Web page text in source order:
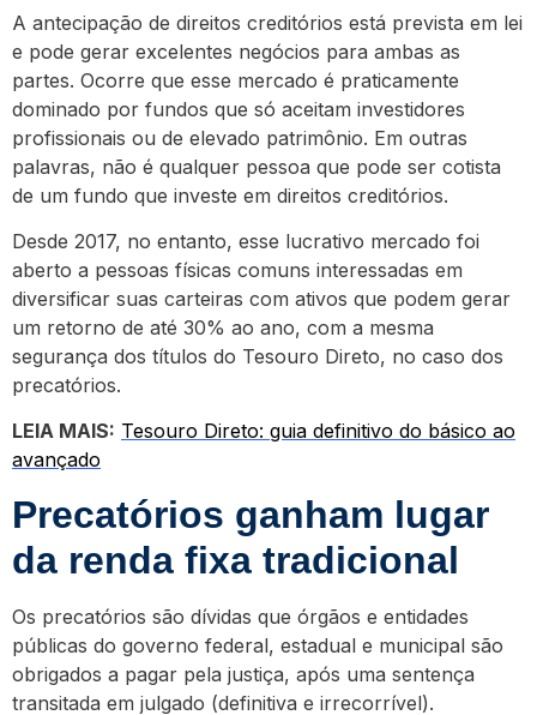
A antecipação de direitos creditórios está prevista em lei
e pode gerar excelentes negócios para ambas as
partes. Ocorre que esse mercado é praticamente
dominado por fundos que só aceitam investidores
profissionais ou de elevado patrimônio. Em outras
palavras, não é qualquer pessoa que pode ser cotista
de um fundo que investe em direitos creditórios.
Desde 2017, no entanto, esse lucrativo mercado foi
aberto a pessoas físicas comuns interessadas em
diversificar suas carteiras com ativos que podem gerar
um retorno de até 30% ao ano, com a mesma
segurança dos títulos do Tesouro Direto, no caso dos
precatórios.
LEIA MAIS: Tesouro Direto: guia definitivo do básico ao
avançado
Precatórios ganham lugar
da renda fixa tradicional
Os precatórios são dívidas que órgãos e entidades
públicas do governo federal, estadual e municipal são
obrigados a pagar pela justiça, após uma sentença
transitada em julgado (definitiva e irrecorrível).